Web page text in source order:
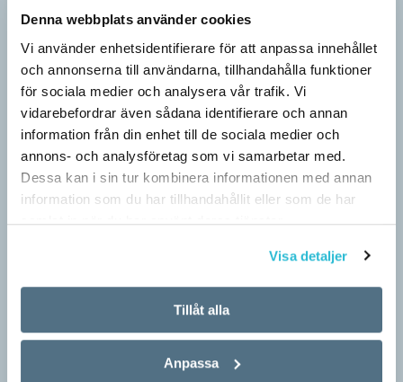
Denna webbplats använder cookies
Vi använder enhetsidentifierare för att anpassa innehållet
och annonserna till användarna, tillhandahålla funktioner
för sociala medier och analysera vår trafik. Vi
vidarebefordrar även sådana identifierare och annan
information från din enhet till de sociala medier och
annons- och analysföretag som vi samarbetar med.
Dessa kan i sin tur kombinera informationen med annan
information som du har tillhandahållit eller som de har
samlat in när du har använt deras tjänster.
Visa detaljer
Tillåt alla
Anpassa
Berättelsen är nu ett säljverktyg
LÄSVÄRT
Narrativ, ’berättelse; subjektivt färgad uppfattning’, var en av
nykomlingarna i 2026 års upplaga av Svenska Akademiens
ordlista, SAOL. Som adjektiv har narrativ, ’berättande’, funnits
med…